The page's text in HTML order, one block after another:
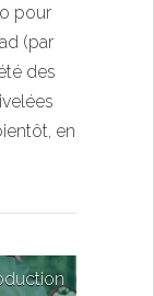
pour
(par
des
en